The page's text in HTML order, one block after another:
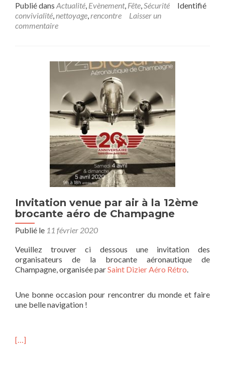
Publié dans Actualité, Evènement, Fête,Sécurité
Identifié
convivialité,nettoyage,rencontre
Laisser un
commentaire
Invitation venue par air à la 12ème
brocante aéro de Champagne
Publié le 11 février 2020
Veuillez trouver ci dessous une invitation des
organisateurs de la brocante aéronautique de
Champagne, organisée parSaint Dizier Aéro Rétro.
Une bonne occasion pour rencontrer du monde et faire
une belle navigation !
[…]